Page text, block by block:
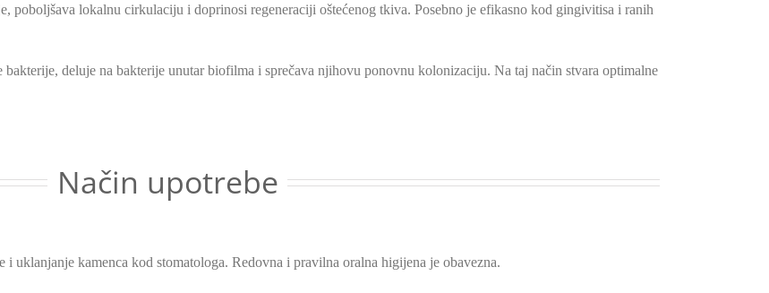
poboljšava lokalnu cirkulaciju i doprinosi regeneraciji oštećenog tkiva. Posebno je efikasno kod gingivitisa i ranih
deluje na bakterije unutar biofilma i sprečava njihovu ponovnu kolonizaciju. Na taj način stvara optimalne
Način upotrebe
i uklanjanje kamenca kod stomatologa. Redovna i pravilna oralna higijena je obavezna.